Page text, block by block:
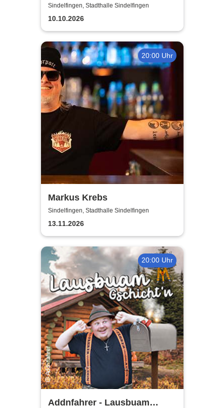
meine Frau wird Oma
Sindelfingen, Stadthalle Sindelfingen
10.10.2026
20:00 Uhr
Markus Krebs
Sindelfingen, Stadthalle Sindelfingen
13.11.2026
20:00 Uhr
Addnfahrer - Lausbuam